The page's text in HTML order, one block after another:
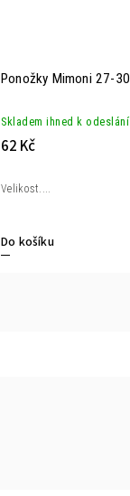
Ponožky Mimoni 27-30
Skladem ihned k odeslání
62 Kč
Do košíku
Velikost....